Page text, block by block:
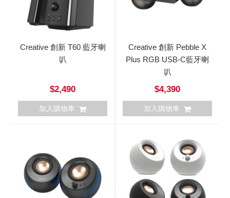
Creative 創新 T60 藍牙喇
叭
$2,490
加入購物車
Creative 創新 Pebble X
Plus RGB USB-C藍牙喇
叭
$4,390
加入購物車